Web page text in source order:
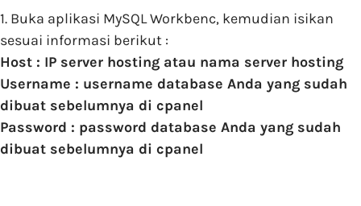
1. Buka aplikasi MySQL Workbenc, kemudian isikan
sesuai informasi berikut :
Host : IP server hosting atau nama server hosting
Username : username database Anda yang sudah
dibuat sebelumnya di cpanel
Password : password database Anda yang sudah
dibuat sebelumnya di cpanel